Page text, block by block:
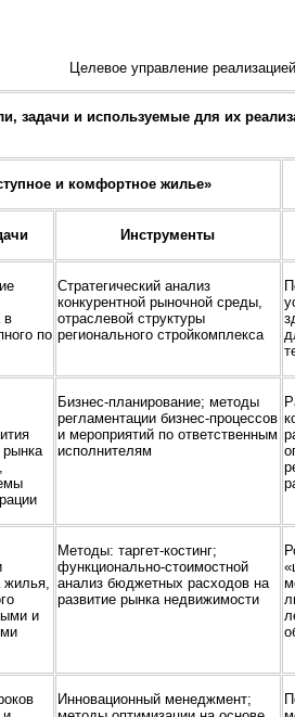
Целевое управление
задачи и используемые для их
и комфортное жилье»
Инструменты
в
по
Стратегический анализ
конкурентной рыночной среды,
отраслевой структуры
регионального стройкомплекса
рынка
Бизнес-планирование; методы
регламентации бизнес-процессов
и мероприятий по ответственным
исполнителям
жилья,
и
Методы: таргет-костинг;
функционально-стоимостной
анализ бюджетных расходов на
развитие рынка недвижимости
Инновационный менеджмент;